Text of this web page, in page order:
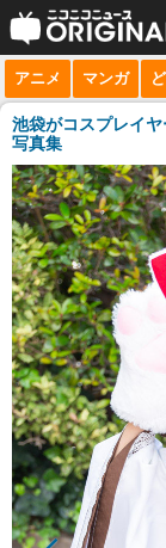
サービス一覧
niconico
動画
生放送
ニュース
チャンネル
マンガ
ニコニコQ
アニメ マンガ
池袋がコスプレイ
写真集